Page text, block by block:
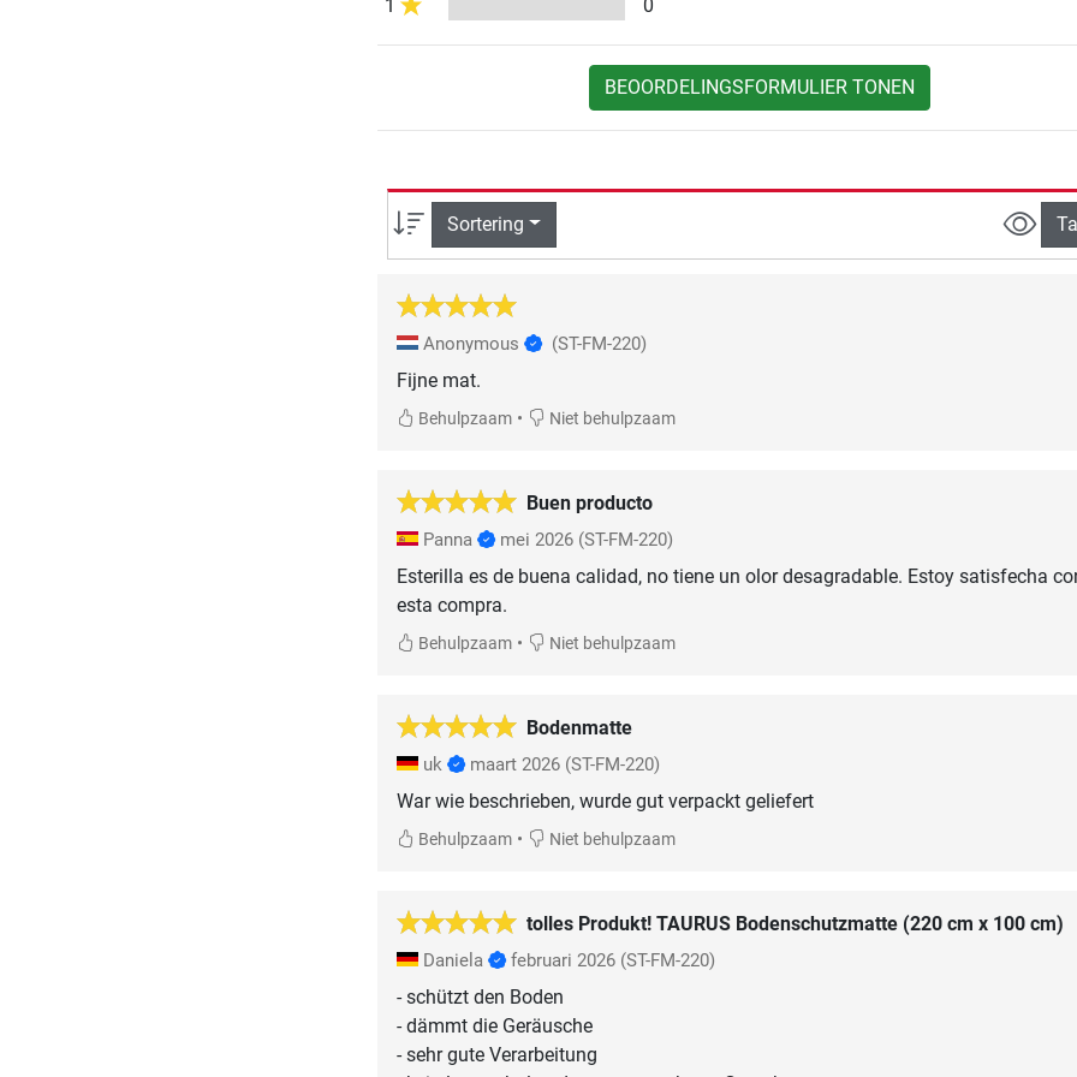
1 0
BEOORDELINGSFORMULIER TONEN
Sortering
Anonymous (ST-FM-220)
Fijne mat.
Behulpzaam• Niet behulpzaam
Buen producto
Panna mei 2026 (ST-FM-220)
Esterilla es de buena calidad, no tiene un olor desagradable. Estoy satisfecha
esta compra.
Behulpzaam• Niet behulpzaam
Bodenmatte
uk maart 2026 (ST-FM-220)
War wie beschrieben, wurde gut verpackt geliefert
Behulpzaam• Niet behulpzaam
tolles Produkt! TAURUS Bodenschutzmatte (220 cm x 100 cm)
Daniela februari 2026 (ST-FM-220)
- schützt den Boden
- dämmt die Geräusche
- sehr gute Verarbeitung